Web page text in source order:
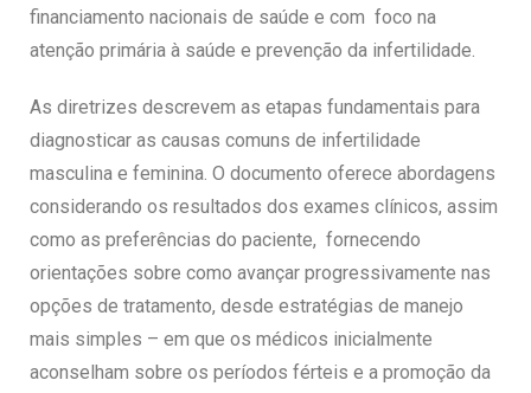
financiamento nacionais de saúde e com foco na
atenção primária à saúde e prevenção da infertilidade.
As diretrizes descrevem as etapas fundamentais para
diagnosticar as causas comuns de infertilidade
masculina e feminina. O documento oferece abordagens
considerando os resultados dos exames clínicos, assim
como as preferências do paciente, fornecendo
orientações sobre como avançar progressivamente nas
opções de tratamento, desde estratégias de manejo
mais simples – em que os médicos inicialmente
aconselham sobre os períodos férteis e a promoção da